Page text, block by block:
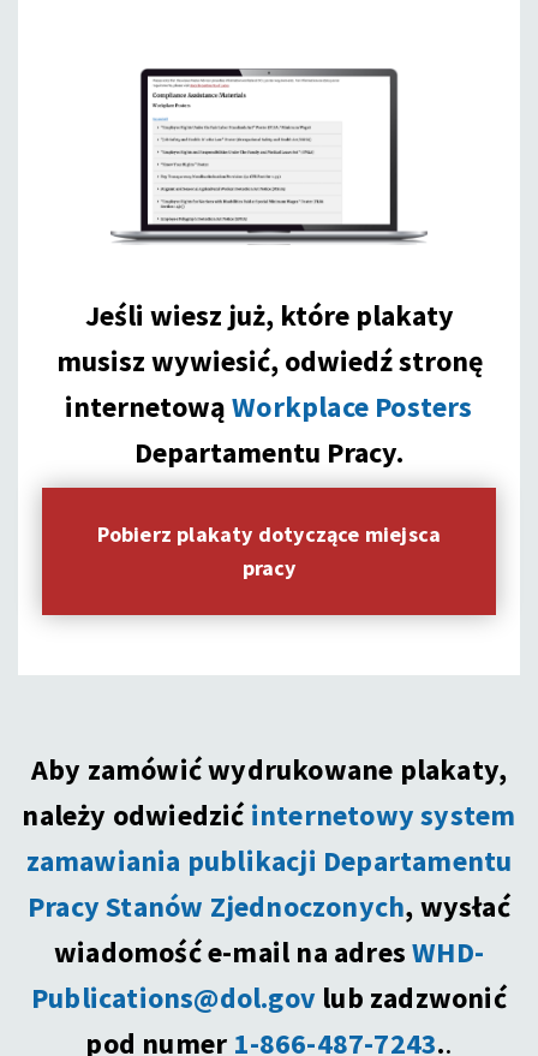
Jeśli wiesz już, które plakaty
musisz wywiesić, odwiedź stronę
internetowąWorkplace Posters
Departamentu Pracy.
Pobierz plakaty dotyczące miejsca
pracy
Aby zamówić wydrukowane plakaty,
należy odwiedzić internetowy system
zamawiania publikacji Departamentu
Pracy Stanów Zjednoczonych, wysłać
wiadomość e-mail na adresWHD-
Publications@dol.gov lub zadzwonić
pod numer 1-866-487-7243..